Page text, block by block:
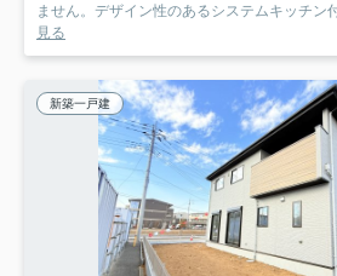
ません。デザイン性のあるシステムキッチン
見る
新築一戸建